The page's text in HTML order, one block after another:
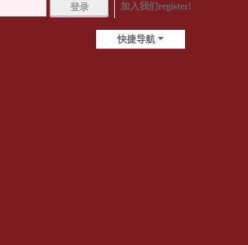
登录 加入我们register!
快捷导航